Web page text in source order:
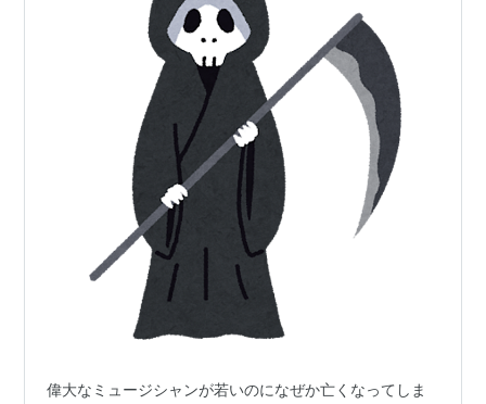
偉大なミュージシャンが若いのになぜか亡くなってしま